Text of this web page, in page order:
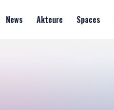
News Akteure Spaces